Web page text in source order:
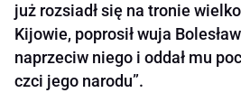
już rozsiadł się na tronie
Kijowie, poprosił wuja
naprzeciw niego i oddał mu
czci jego narodu”.